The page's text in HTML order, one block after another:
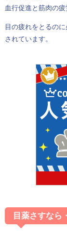
血行促進と筋肉の疲
目の疲れをとるの
されています。
目薬さすなら